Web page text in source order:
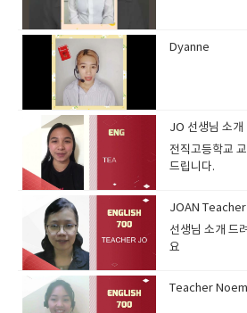
Dyanne
JO 선생님 소개
전직고등학교
드립니다.
JOAN Teacher
선생님 소개 드
Teacher